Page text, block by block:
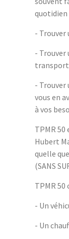
quotidien
- Trouver
- Trouver
transport
- Trouver
vous en
à vos
TPMR
Hubert
quelle
(SANS
TPMR 50
- Un
- Un